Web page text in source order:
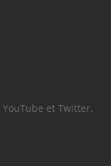
YouTube et Twitter.